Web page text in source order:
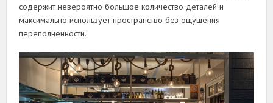
содержит невероятно большое количество деталей и
максимально использует пространство без ощущения
переполненности.